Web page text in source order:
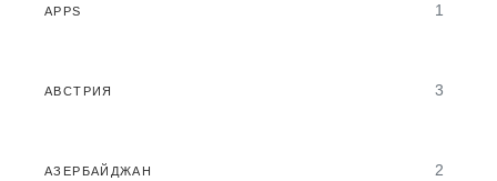
APPS 1
АВСТРИЯ 3
АЗЕРБАЙДЖАН 2